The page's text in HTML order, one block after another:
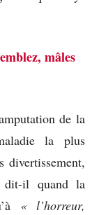
mâles
de la
la plus
il quand la
« l’horreur,